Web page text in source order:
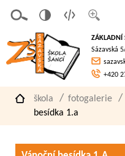
písmo
á
verze
pro
slaboz
raké
ZÁKLADNÍ
Sázavská
+420
škola fotogalerie
besídka 1.a